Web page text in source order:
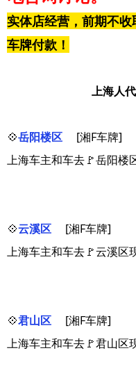
实体店经营，前期不
车牌付款！
上海人
💠岳阳楼区
[湘F车牌]
上海车主和车去🚩岳阳楼
💠云溪区
[湘F车牌]
上海车主和车去🚩云溪区
💠君山区
[湘F车牌]
上海车主和车去🚩君山区